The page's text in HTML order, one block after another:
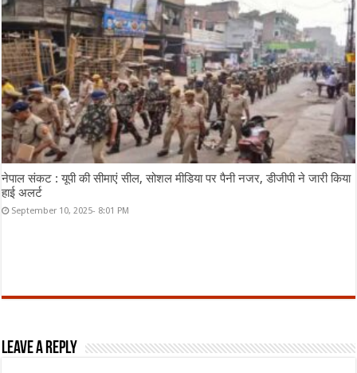
नेपाल संकट : यूपी की सीमाएं सील, सोशल मीडिया पर पैनी नजर, डीजीपी ने जारी किया
हाई अलर्ट
September 10, 2025- 8:01 PM
Leave a Reply